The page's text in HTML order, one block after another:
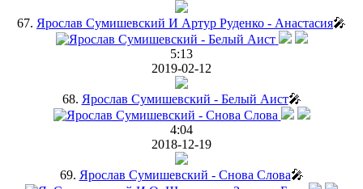
67. Ярослав Сумишевский И Артур Руденко - Анастасия🎤
5:13
2019-02-12
68. Ярослав Сумишевский - Белый Аист🎤
4:04
2018-12-19
69. Ярослав Сумишевский - Снова Слова🎤